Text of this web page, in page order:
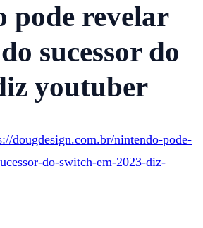
pode revelar
sucessor do
youtuber
dougdesign.com.br/nintendo-pode-
do-switch-em-2023-diz-